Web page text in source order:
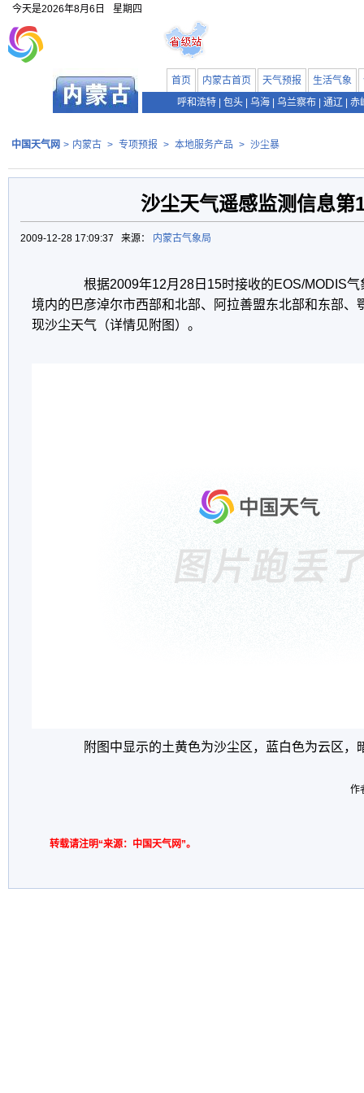
今天是2026年8月6日 星期四
首页 内蒙古首页 天气预报 生活气象
呼和浩特
包头 乌海 乌兰察布 通辽 赤
中国天气网 > 内蒙古 > 专项预报 > 本地服务产品 > 沙尘暴
沙尘天气遥感监测信息第
2009-12-28 17:09:37 来源： 内蒙古气象局
根据2009年12月28日15时接收的EOS/MODIS气
境内的巴彦淖尔市西部和北部、阿拉善盟东北部和东部、
现沙尘天气（详情见附图）。
附图中显示的土黄色为沙尘区，蓝白色为云区，
作
转载请注明“来源：中国天气网”。